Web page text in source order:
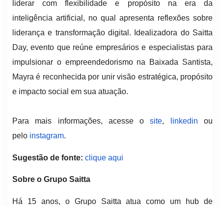
liderar com flexibilidade e propósito na era da
inteligência artificial, no qual apresenta reflexões sobre
liderança e transformação digital. Idealizadora do Saitta
Day, evento que reúne empresários e especialistas para
impulsionar o empreendedorismo na Baixada Santista,
Mayra é reconhecida por unir visão estratégica, propósito
e impacto social em sua atuação.
Para mais informações, acesse o site, linkedin ou
pelo instagram.
Sugestão de fonte: clique aqui
Sobre o Grupo Saitta
Há 15 anos, o Grupo Saitta atua como um hub de